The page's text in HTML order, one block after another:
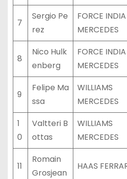
7
Sergio Pe
rez
FORCE INDIA
MERCEDES
8
Nico Hulk
enberg
FORCE INDIA
MERCEDES
9
Felipe Ma
ssa
WILLIAMS
MERCEDES
1
0
Valtteri B
ottas
WILLIAMS
MERCEDES
11
Romain
Grosjean
HAAS